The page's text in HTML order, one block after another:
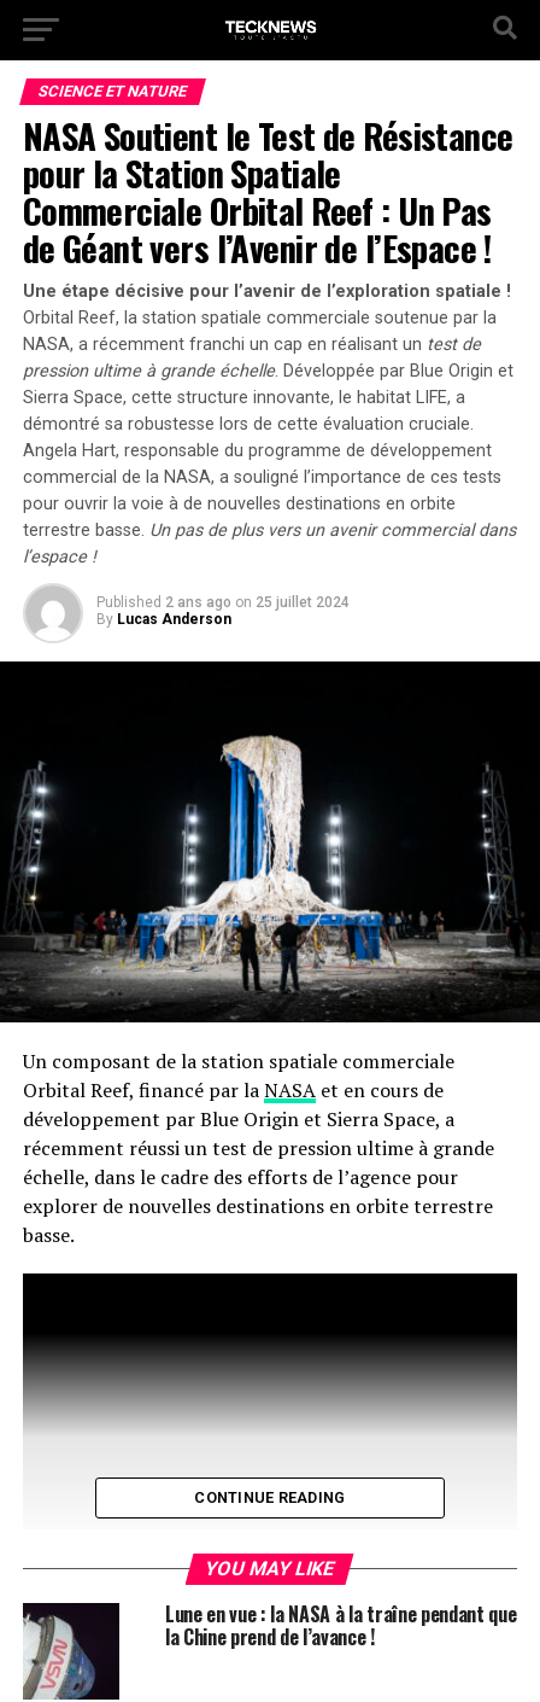
SCIENCE ET NATURE
NASA Soutient le Test de Résistance
pour la Station Spatiale
Commerciale Orbital Reef : Un Pas
de Géant vers l’Avenir de l’Espace !
Une étape décisive pour l’avenir de l’exploration spatiale !
Orbital Reef, la station spatiale commerciale soutenue par la
NASA, a récemment franchi un cap en réalisant un test de
pression ultime à grande échelle. Développée par Blue Origin et
Sierra Space, cette structure innovante, le habitat LIFE, a
démontré sa robustesse lors de cette évaluation cruciale.
Angela Hart, responsable du programme de développement
commercial de la NASA, a souligné l’importance de ces tests
pour ouvrir la voie à de nouvelles destinations en orbite
terrestre basse. Un pas de plus vers un avenir commercial dans
l’espace !
Published 2 ans ago on 25 juillet 2024
By Lucas Anderson
Un composant de la station spatiale commerciale
Orbital Reef, financé par laNASAet en cours de
développement par Blue Origin et Sierra Space, a
récemment réussi un test de pression ultime à grande
échelle, dans le cadre des efforts de l’agence pour
explorer de nouvelles destinations en orbite terrestre
basse.
Les équipes de la NASA, Sierra Space et ILC Dover
réalisent un test de pression ultime à grande échelle sur la
CONTINUE READING
YOU MAY LIKE
Lune en vue : la NASA à la traîne pendant que
la Chine prend de l’avance !